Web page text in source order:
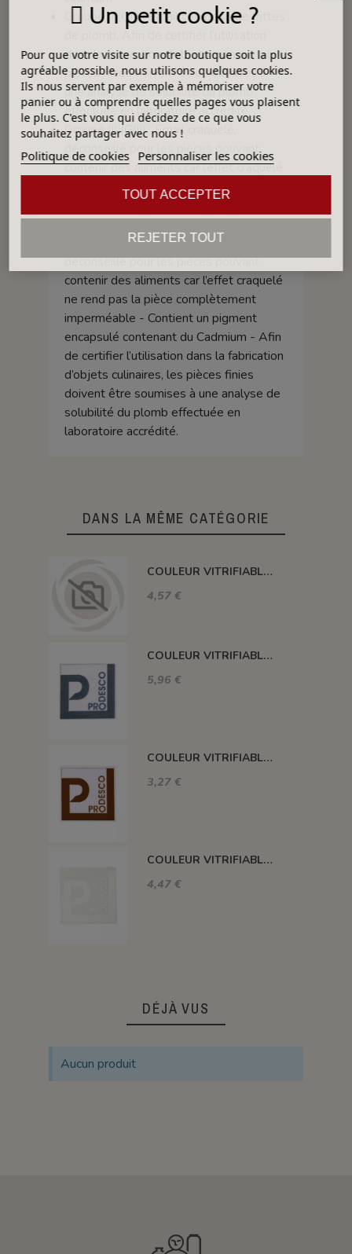
Groupe II (GII) : Émail composé de frittes
dans la fabrication d’objets culinaires, les
pièces finies doivent être soumises à
une analyse de solubilité du plomb
effectuée en laboratoire accrédité.
Groupe III (GIII) : Émail craquelé,
déconseillé pour les pièces pouvant
contenir des aliments car l’effet craquelé
ne rend pas la pièce complètement
taux supérieur aux normes alimentaires.
Groupe IV (GIV) : Émail craquelé,
déconseillé pour les pièces pouvant
contenir des aliments car l’effet craquelé
ne rend pas la pièce complètement
imperméable - Contient un pigment
encapsulé contenant du Cadmium - Afin
de certifier l’utilisation dans la fabrication
d’objets culinaires, les pièces finies
doivent être soumises à une analyse de
solubilité du plomb effectuée en
laboratoire accrédité.
DANS LA MÊME CATÉGORIE
COULEUR VITRIFIABLE DÉCOR SANS PLOMB JAUNE VA105
4,57 €
COULEUR VITRIFIABLE DÉCOR SANS PLOMB GRIS VA116
5,96 €
COULEUR VITRIFIABLE DÉCOR SANS PLOMB CHOCOLAT VA109
3,27 €
COULEUR VITRIFIABLE DÉCOR SANS PLOMB BLANC VA103
4,47 €
DÉJÀ VUS
Aucun produit
Un petit cookie ?
Pour que votre visite sur notre boutique soit la plus
agréable possible, nous utilisons quelques cookies.
Ils nous servent par exemple à mémoriser votre
panier ou à comprendre quelles pages vous plaisent
le plus. C'est vous qui décidez de ce que vous
souhaitez partager avec nous !
Politique de cookies Personnaliser les cookies
REJETER TOUT
TOUT ACCEPTER